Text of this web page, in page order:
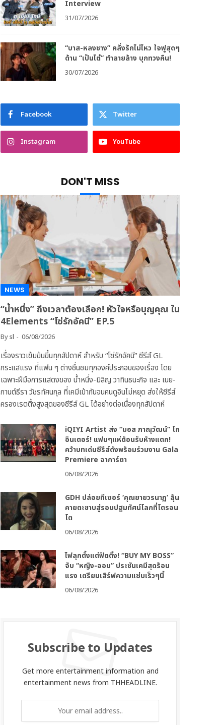
Interview
31/07/2026
“บาส-หลงชาง” คลั่งรักไม่ไหว ใจฟูสุดๆ
ด้าน “เป็นไต๋” ทำลายล้าง บุกทวงคืน!
30/07/2026
Facebook Twitter
Instagram YouTube
DON'T MISS
NEWS
“น้ำหนึ่ง” ถึงเวลาต้องเลือก! หัวใจหรือบุญคุณ ใน
4Elements “โซ่รักอัคนี” EP.5
Bysl 06/08/2026
เรื่องราวเข้มข้นขึ้นทุกสัปดาห์ สำหรับ “โซ่รักอัคนี” ซีรีส์ GL
กระแสแรง ที่แฟน ๆ ต่างชื่นชมทุกองค์ประกอบของเรื่อง โดย
เฉพาะฝีมือการแสดงของ น้ำหนึ่ง-มิลิญ วาทินธนะกิจ และ เนย-
กานต์ธีรา วัชรทัศนกุล ที่เคมีเข้ากันจนคนดูอินไม่หยุด ส่งให้ซีรีส์
ครองเรตติ้งสูงสุดของซีรีส์ GL ได้อย่างต่อเนื่องทุกสัปดาห์
iQIYI Artist ส่ง “มอส ภาณุวัฒน์” โก
อินเตอร์! แฟนๆแห่ต้อนรับห้างแตก!
คว้าบทเด่นซีรีส์ดังพร้อมร่วมงาน Gala
Premiere จาการ์ตา
06/08/2026
GDH ปล่อยทีเซอร์ ‘คุณยายวรนาฏ’ ลุ้น
คายตะขาบสู่รอบปฐมทัศน์โลกที่โตรอน
โต
06/08/2026
ไฟลุกตั้งแต่ฟิตติ้ง! “BUY MY BOSS”
จับ “หญิง-ออม” ประชันเคมีสุดร้อน
แรง เตรียมเสิร์ฟความแซ่บเร็วๆนี้
06/08/2026
Subscribe to Updates
Get more entertainment information and
entertainment news from THHEADLINE.